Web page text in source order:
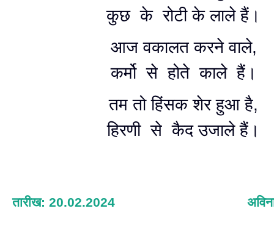
कुछ के रोटी के लाले हैं।
आज वकालत करने वाले,
कर्मो से होते काले हैं।
तम तो हिंसक शेर हुआ है,
हिरणी से कैद उजाले हैं।
तारीख: 20.02.2024